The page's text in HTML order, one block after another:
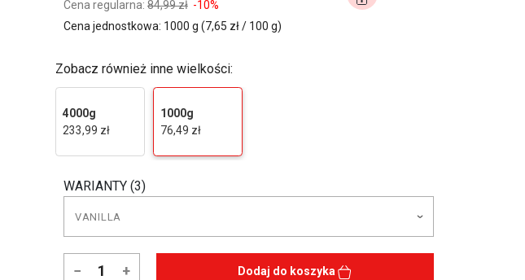
Cena regularna: 84,99 zł -10%
Cena jednostkowa: 1000 g (7,65 zł / 100 g)
Zobacz również inne wielkości:
4000g
233,99 zł
1000g
76,49 zł
WARIANTY (3)
− + Dodaj do koszyka